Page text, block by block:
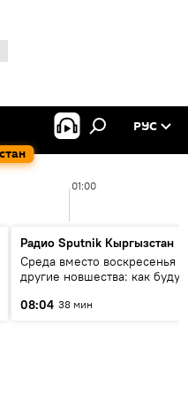
РУС
01:00
Радио Sputnik Кыргызстан
Среда вместо воскресенья и
другие новшества: как будут
08:04 38 мин